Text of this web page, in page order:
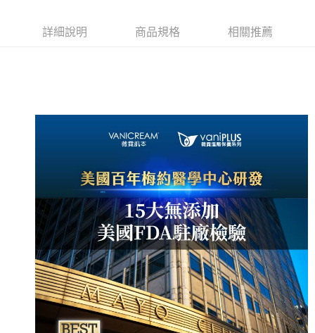
運送方式
每筆NT$80，滿NT$800(含以上)免運費
每筆NT$80，滿NT$800(含以上)免運費
每筆NT$80，滿NT$800(含以上)免運費
7-11快速到店
每筆NT$100，滿NT$800(含以上)免運費
宅配到府(本島)
每筆NT$100，滿NT$800(含以上)免運費
宅配到府(離島)
詳細說明 商品規格 相關推薦